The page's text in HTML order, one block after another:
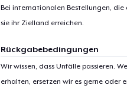
Bei internationalen Bestellungen, die
sie ihr Zielland erreichen.
Rückgabebedingungen
Wir wissen, dass Unfälle passieren.
erhalten, ersetzen wir es gerne oder